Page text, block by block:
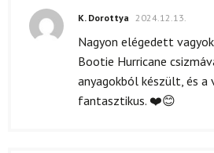
K. Dorottya 2024.12.13.
Nagyon elégedett
Bootie Hurricane
anyagokból készült, és a
fantasztikus. ❤️😊